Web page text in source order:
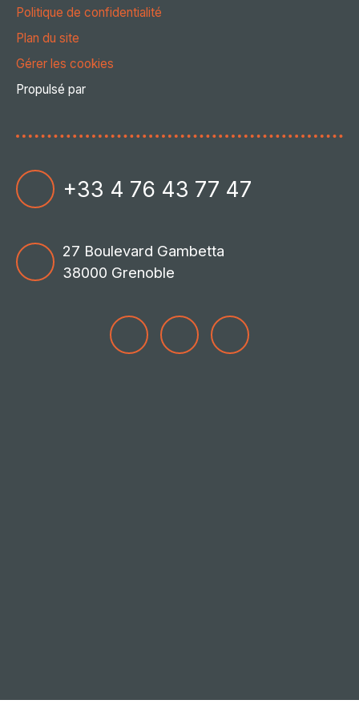
Politique de confidentialité
Plan du site
Gérer les cookies
Propulsé par
+33 4 76 43 77 47
27 Boulevard Gambetta
38000 Grenoble